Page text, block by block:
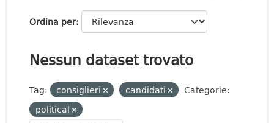
Ordina per
Nessun dataset trovato
Tag: consiglieri candidati
Categorie:
political